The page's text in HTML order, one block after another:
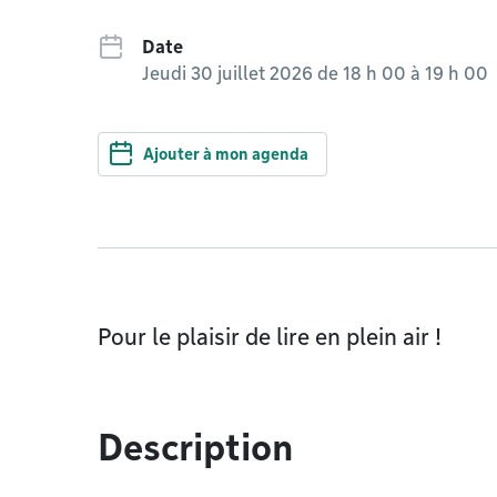
Date
Jeudi 30 juillet 2026 de 18 h 00 à 19 h 00
Ajouter à mon agenda
Pour le plaisir de lire en plein air !
Description